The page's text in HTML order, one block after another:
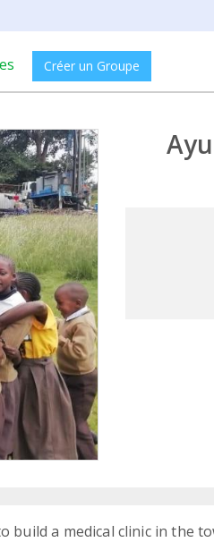
Créer un Groupe
build a medical clinic in the